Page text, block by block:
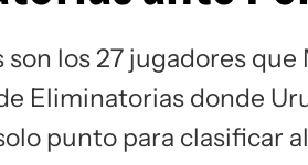
son los 27 jugadores
Eliminatorias donde
punto para clasificar